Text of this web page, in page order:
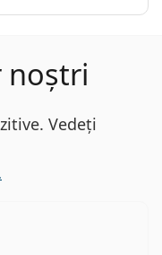
noștri
Vedeți